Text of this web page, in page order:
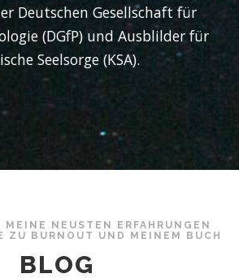
Deutschen Gesellschaft für
(DGfP) und Ausblilder für
Seelsorge (KSA).
NEUSTEN ERFAHRUNGEN
ZU BURNOUT UND MEINEM BUCH
BLOG